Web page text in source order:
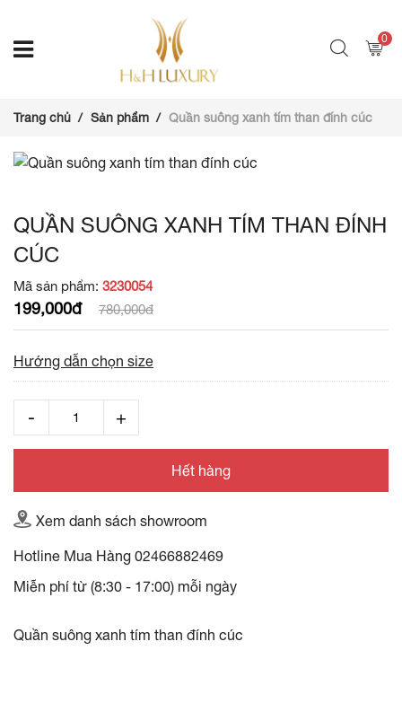
0
Trang chủ Sản phẩm Quần suông xanh tím than đính cúc
QUẦN SUÔNG XANH TÍM THAN ĐÍNH
CÚC
Mã sản phẩm: 3230054
199,000đ 780,000đ
Hướng dẫn chọn size
Hết hàng
Xem danh sách showroom
Hotline Mua Hàng 02466882469
Miễn phí từ (8:30 - 17:00) mỗi ngày
Quần suông xanh tím than đính cúc